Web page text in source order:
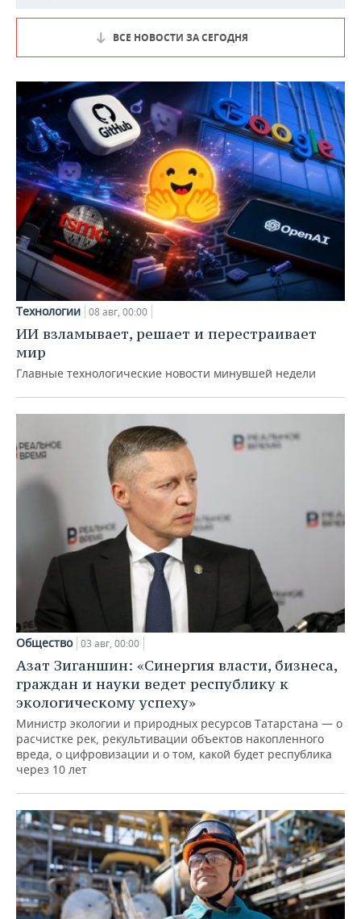
ВСЕ НОВОСТИ ЗА СЕГОДНЯ
Технологии 08 авг, 00:00
ИИ взламывает, решает и перестраивает
мир
Главные технологические новости минувшей недели
Общество 03 авг, 00:00
Азат Зиганшин: «Синергия власти, бизнеса,
граждан и науки ведет республику к
экологическому успеху»
Министр экологии и природных ресурсов Татарстана — о
расчистке рек, рекультивации объектов накопленного
вреда, о цифровизации и о том, какой будет республика
через 10 лет